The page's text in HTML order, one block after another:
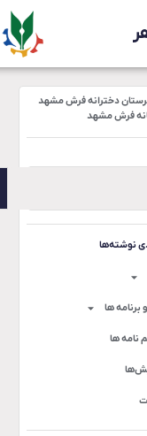
دخترانه فرش مشهد
فرش مشهد
ها
ها